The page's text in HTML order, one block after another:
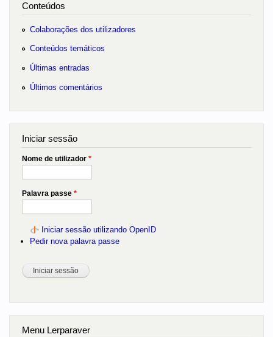
Conteúdos
Colaborações dos utilizadores
Conteúdos temáticos
Últimas entradas
Últimos comentários
Iniciar sessão
Nome de utilizador *
Palavra passe *
Iniciar sessão utilizando OpenID
Pedir nova palavra passe
Menu Lerparaver